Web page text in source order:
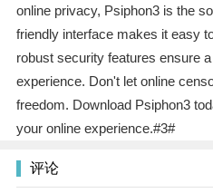
online privacy, Psiphon3 is the
friendly interface makes it easy
robust security features ensure
experience. Don't let online
freedom. Download Psiphon3
your online experience.#3#
评论